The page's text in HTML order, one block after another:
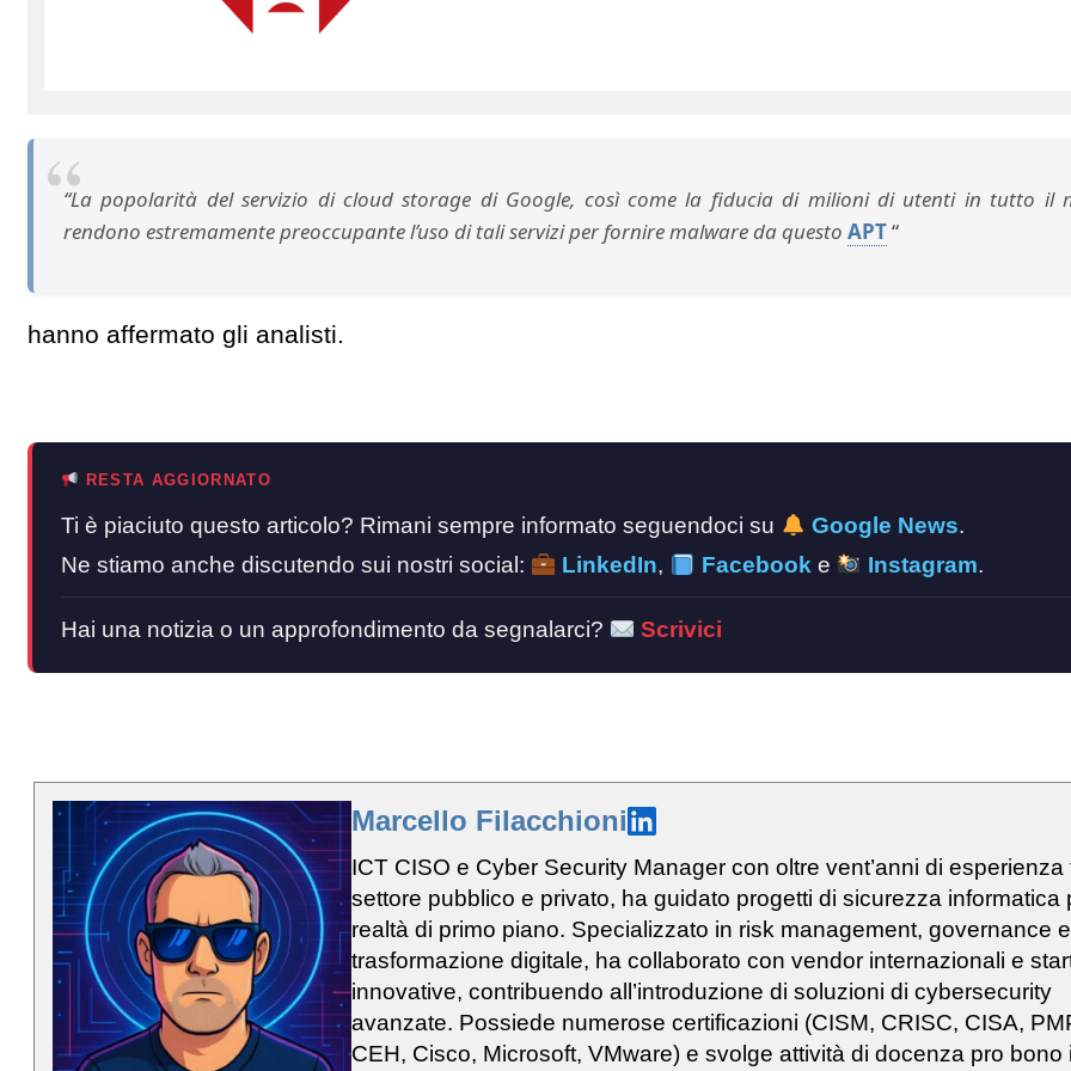
“La popolarità del servizio di cloud storage di Google, così come la fiducia di milioni di utenti in tutto il
rendono estremamente preoccupante l’uso di tali servizi per fornire malware da questo APT“
hanno affermato gli analisti.
RESTA AGGIORNATO
Ti è piaciuto questo articolo? Rimani sempre informato seguendoci su Google News.
Ne stiamo anche discutendo sui nostri social:
LinkedIn, Facebooke Instagram.
Hai una notizia o un approfondimento da segnalarci? Scrivici
Marcello Filacchioni
ICT CISO e Cyber Security Manager con oltre vent’anni di esperienza
settore pubblico e privato, ha guidato progetti di sicurezza informatica
realtà di primo piano. Specializzato in risk management, governance e
trasformazione digitale, ha collaborato con vendor internazionali e
innovative, contribuendo all’introduzione di soluzioni di cybersecurity
avanzate. Possiede numerose certificazioni (CISM, CRISC, CISA,
CEH, Cisco, Microsoft, VMware) e svolge attività di docenza pro bono